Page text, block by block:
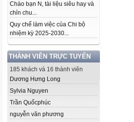
Chào bạn N, tài liệu siêu hay và
chỉn chu...
Quy chế làm việc của Chi bộ
nhiệm kỳ 2025-2030...
THÀNH VIÊN TRỰC TUYẾN
185 khách và 16 thành viên
Dương Hưng Long
Sylvia Nguyen
Trần Quốcphúc
nguyễn văn phương